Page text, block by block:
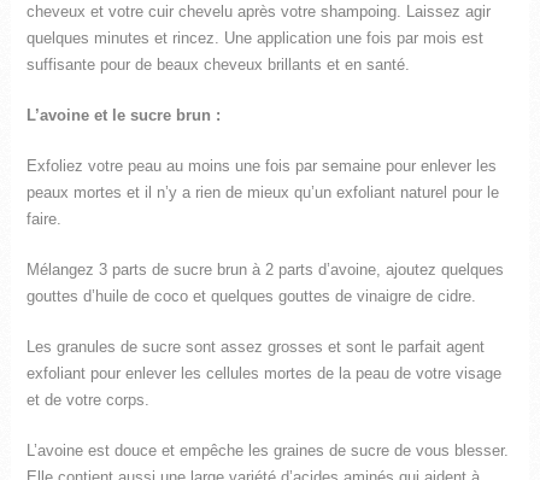
cheveux et votre cuir chevelu après votre shampoing. Laissez agir
quelques minutes et rincez. Une application une fois par mois est
suffisante pour de beaux cheveux brillants et en santé.
L’avoine et le sucre brun :
Exfoliez votre peau au moins une fois par semaine pour enlever les
peaux mortes et il n’y a rien de mieux qu’un exfoliant naturel pour le
faire.
Mélangez 3 parts de sucre brun à 2 parts d’avoine, ajoutez quelques
gouttes d’huile de coco et quelques gouttes de vinaigre de cidre.
Les granules de sucre sont assez grosses et sont le parfait agent
exfoliant pour enlever les cellules mortes de la peau de votre visage
et de votre corps.
L’avoine est douce et empêche les graines de sucre de vous blesser.